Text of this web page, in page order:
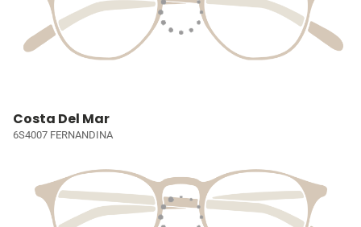
Costa Del Mar
6S4007 FERNANDINA